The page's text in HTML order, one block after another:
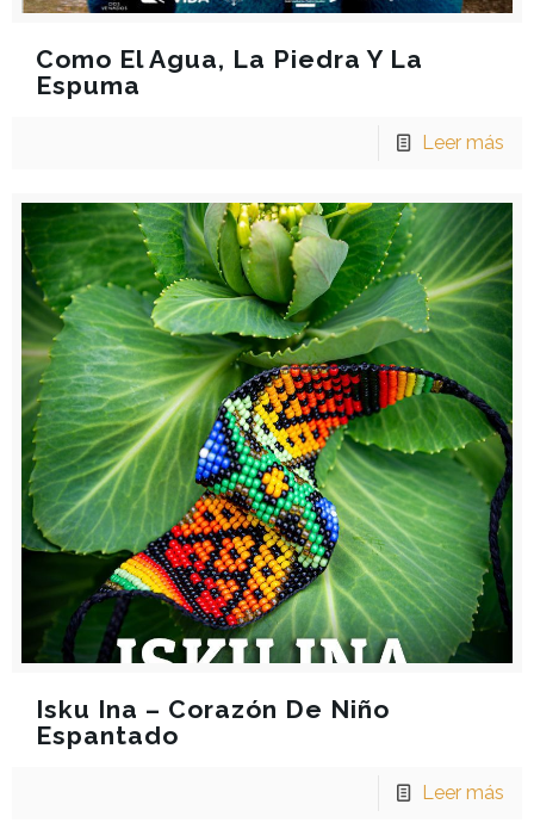
Como El Agua, La Piedra Y La
Espuma
Leer más
Isku Ina – Corazón De Niño
Espantado
Leer más